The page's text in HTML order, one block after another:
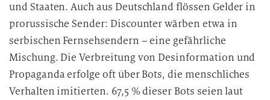
und Staaten. Auch aus Deutschland flössen Gelder in
prorussische Sender: Discounter wärben etwa in
serbischen Fernsehsendern – eine gefährliche
Mischung. Die Verbreitung von Desinformation und
Propaganda erfolge oft über Bots, die menschliches
Verhalten imitierten. 67,5 % dieser Bots seien laut